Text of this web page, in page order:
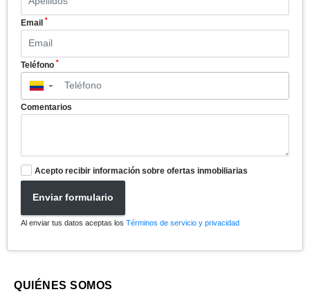
Email *
Teléfono *
▼
Comentarios
Acepto recibir información sobre ofertas inmobiliarias
Enviar formulario
Al enviar tus datos aceptas los Términos de servicio y privacidad
QUIÉNES SOMOS